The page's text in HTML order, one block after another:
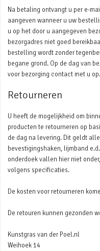
Na betaling ontvangt u per e-
aangeven wanneer u uw
u op het door u aangegeven
bezorgadres niet goed
bestelling wordt zonder
begane grond. Op de dag van
voor bezorging contact met u op.
Retourneren
U heeft de mogelijkheid om
producten te retourneren op
de dag na levering. Dit geldt
bevestigingshaken, lijmband
onderdoek vallen hier niet
volgens specificaties.
De kosten voor retourneren
De retouren kunnen gezonden
Kunstgras van der Poel.nl
Weihoek 14